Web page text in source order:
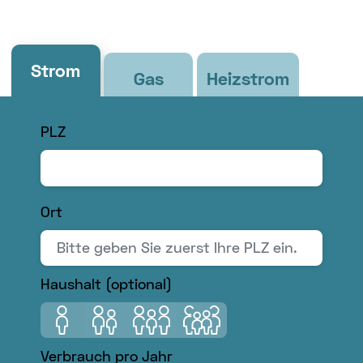
Strom Gas Heizstrom
PLZ
Ort
Bitte
Sie
zuerst
Haushalt (optional)
1 Person2 Personen3 Personen4 Personen
Verbrauch pro Jahr